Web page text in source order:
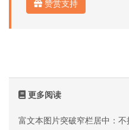
赞赏支持
更多阅读
富文本图片突破窄栏居中：不